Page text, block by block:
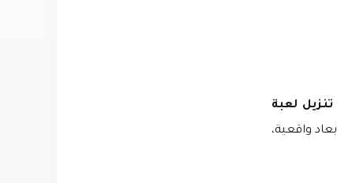
تنزيل لعبة
واقعية،